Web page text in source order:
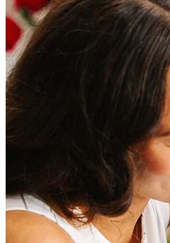
Los costos de
2 % y el 6 % del monto del
tasación, seguro de título y
tipo de préstamo, la
afectar significativamente
puede ayudar a proporcionar
Más información
¿Cuánta casa puedo